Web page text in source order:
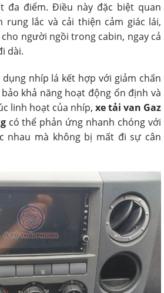
đa điểm. Điều này đặc biệt quan
rung lắc và cải thiện cảm giác lái,
người ngồi trong cabin, ngay cả
dài.
nhíp lá kết hợp với giảm chấn
khả năng hoạt động ổn định và
linh hoạt của nhíp, xe tải van Gaz
có thể phản ứng nhanh chóng với
nhau mà không bị mất đi sự cân